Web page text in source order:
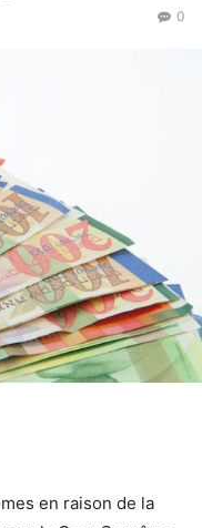
0
en raison de la